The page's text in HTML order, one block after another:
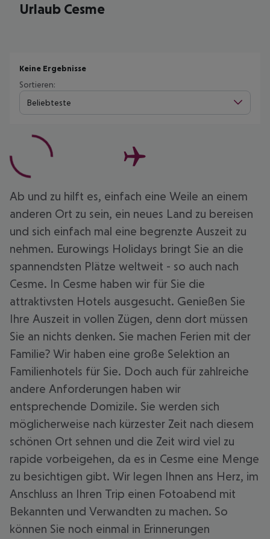
Urlaub Cesme
Keine Ergebnisse
Sortieren:
Beliebteste
Ab und zu hilft es, einfach eine Weile an einem
anderen Ort zu sein, ein neues Land zu bereisen
und sich einfach mal eine begrenzte Auszeit zu
nehmen. Eurowings Holidays bringt Sie an die
spannendsten Plätze weltweit - so auch nach
Cesme. In Cesme haben wir für Sie die
attraktivsten Hotels ausgesucht. Genießen Sie
Ihre Auszeit in vollen Zügen, denn dort müssen
Sie an nichts denken. Sie machen Ferien mit der
Familie? Wir haben eine große Selektion an
Familienhotels für Sie. Doch auch für zahlreiche
andere Anforderungen haben wir
entsprechende Domizile. Sie werden sich
möglicherweise nach kürzester Zeit nach diesem
schönen Ort sehnen und die Zeit wird viel zu
rapide vorbeigehen, da es in Cesme eine Menge
zu besichtigen gibt. Wir legen Ihnen ans Herz, im
Anschluss an Ihren Trip einen Fotoabend mit
Bekannten und Verwandten zu machen. So
können Sie noch einmal in Erinnerungen